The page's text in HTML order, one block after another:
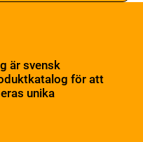
är svensk
för att
unika